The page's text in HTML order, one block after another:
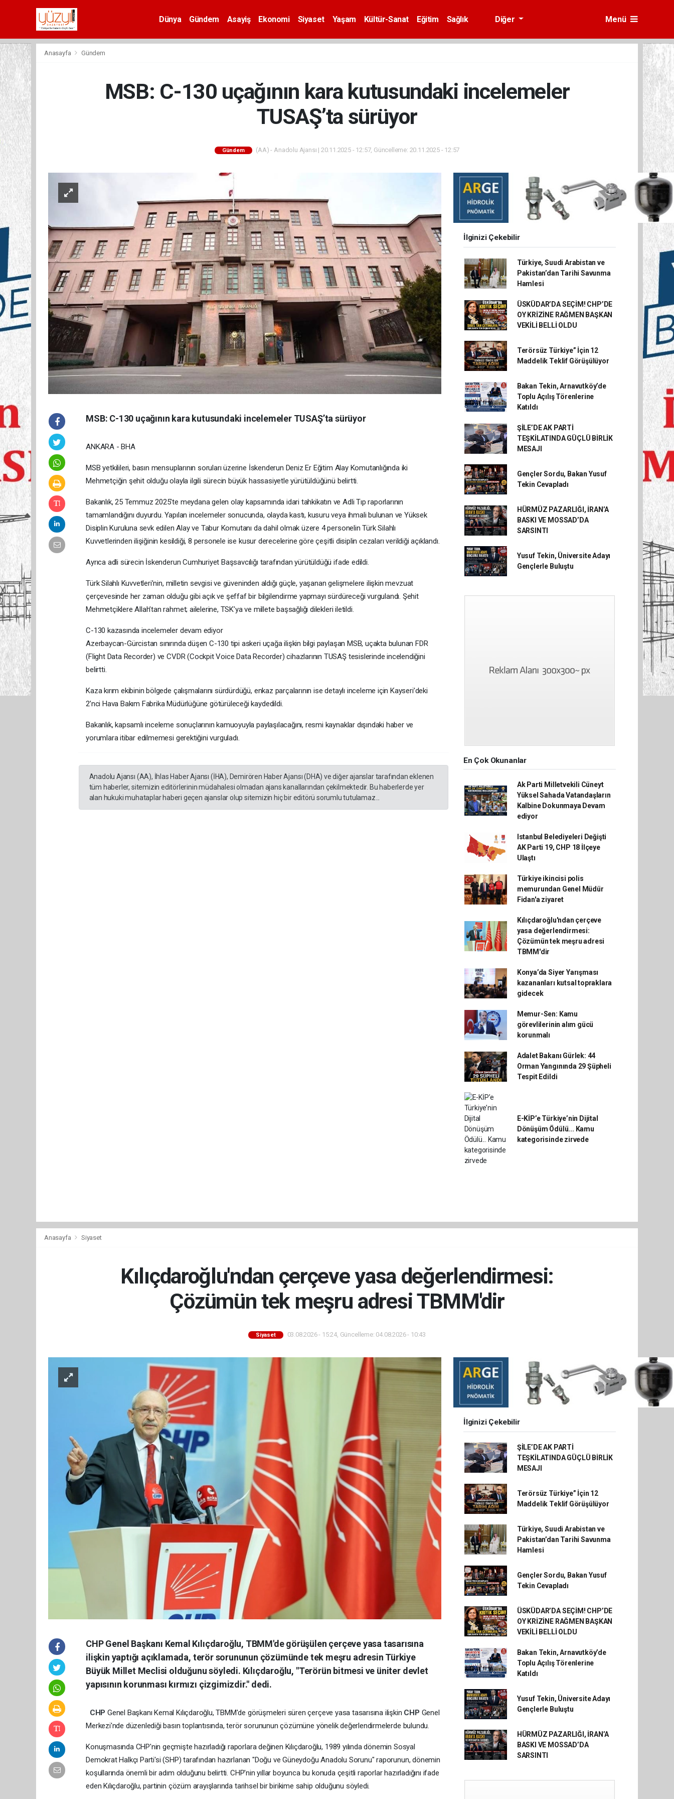
Dünya Gündem Asayiş Ekonomi Siyaset Yaşam Kültür-Sanat Eğitim
Sağlık
Diğer Menü
Anasayfa Gündem
MSB: C-130 uçağının kara kutusundaki incelemeler
TUSAŞ’ta sürüyor
Gündem (AA) - Anadolu Ajansı | 20.11.2025 - 12:57, Güncelleme: 20.11.2025 - 12:57
MSB: C-130 uçağının kara kutusundaki incelemeler TUSAŞ’ta sürüyor
ANKARA - BHA
MSB yetkilileri, basın mensuplarının soruları üzerine İskenderun Deniz Er Eğitim Alay Komutanlığında iki
Mehmetçiğin şehit olduğu olayla ilgili sürecin büyük hassasiyetle yürütüldüğünü belirtti.
Bakanlık, 25 Temmuz 2025’te meydana gelen olay kapsamında idari tahkikatın ve Adli Tıp raporlarının
tamamlandığını duyurdu. Yapılan incelemeler sonucunda, olayda kastı, kusuru veya ihmali bulunan ve Yüksek
Disiplin Kuruluna sevk edilen Alay ve Tabur Komutanı da dahil olmak üzere 4 personelin Türk Silahlı
Kuvvetlerinden ilişiğinin kesildiği, 8 personele ise kusur derecelerine göre çeşitli disiplin cezaları verildiği açıklandı.
Ayrıca adli sürecin İskenderun Cumhuriyet Başsavcılığı tarafından yürütüldüğü ifade edildi.
Türk Silahlı Kuvvetleri’nin, milletin sevgisi ve güveninden aldığı güçle, yaşanan gelişmelere ilişkin mevzuat
çerçevesinde her zaman olduğu gibi açık ve şeffaf bir bilgilendirme yapmayı sürdüreceği vurgulandı. Şehit
Mehmetçiklere Allah’tan rahmet; ailelerine, TSK’ya ve millete başsağlığı dilekleri iletildi.
C-130 kazasında incelemeler devam ediyor
Azerbaycan-Gürcistan sınırında düşen C-130 tipi askeri uçağa ilişkin bilgi paylaşan MSB, uçakta bulunan FDR
(Flight Data Recorder) ve CVDR (Cockpit Voice Data Recorder) cihazlarının TUSAŞ tesislerinde incelendiğini
belirtti.
Kaza kırım ekibinin bölgede çalışmalarını sürdürdüğü, enkaz parçalarının ise detaylı inceleme için Kayseri’deki
2’nci Hava Bakım Fabrika Müdürlüğüne götürüleceği kaydedildi.
Bakanlık, kapsamlı inceleme sonuçlarının kamuoyuyla paylaşılacağını, resmi kaynaklar dışındaki haber ve
yorumlara itibar edilmemesi gerektiğini vurguladı.
Anadolu Ajansı (AA), İhlas Haber Ajansı (İHA), Demirören Haber Ajansı (DHA) ve diğer ajanslar tarafından eklenen
tüm haberler, sitemizin editörlerinin müdahalesi olmadan ajans kanallarından çekilmektedir. Bu haberlerde yer
alan hukuki muhataplar haberi geçen ajanslar olup sitemizin hiç bir editörü sorumlu tutulamaz...
İlginizi Çekebilir
Türkiye, Suudi Arabistan ve
Pakistan’dan Tarihi Savunma
Hamlesi
ÜSKÜDAR’DA SEÇİM! CHP’DE
OY KRİZİNE RAĞMEN BAŞKAN
VEKİLİ BELLİ OLDU
Terörsüz Türkiye” İçin 12
Maddelik Teklif Görüşülüyor
Bakan Tekin, Arnavutköy’de
Toplu Açılış Törenlerine
Katıldı
ŞİLE’DE AK PARTİ
TEŞKİLATINDA GÜÇLÜ BİRLİK
MESAJI
Gençler Sordu, Bakan Yusuf
Tekin Cevapladı
HÜRMÜZ PAZARLIĞI, İRAN’A
BASKI VE MOSSAD’DA
SARSINTI
Yusuf Tekin, Üniversite Adayı
Gençlerle Buluştu
En Çok Okunanlar
Ak Parti Milletvekili Cüneyt
Yüksel Sahada Vatandaşların
Kalbine Dokunmaya Devam
ediyor
Istanbul Belediyeleri Değişti
AK Parti 19, CHP 18 İlçeye
Ulaştı
Türkiye ikincisi polis
memurundan Genel Müdür
Fidan'a ziyaret
Kılıçdaroğlu'ndan çerçeve
yasa değerlendirmesi:
Çözümün tek meşru adresi
TBMM'dir
Konya’da Siyer Yarışması
kazananları kutsal topraklara
gidecek
Memur-Sen: Kamu
görevlilerinin alım gücü
korunmalı
Adalet Bakanı Gürlek: 44
Orman Yangınında 29 Şüpheli
Tespit Edildi
E-KİP’e Türkiye’nin Dijital
Dönüşüm Ödülü... Kamu
kategorisinde zirvede
Anasayfa Siyaset
Kılıçdaroğlu'ndan çerçeve yasa değerlendirmesi:
Çözümün tek meşru adresi TBMM'dir
Siyaset 03.08.2026 - 15:24, Güncelleme: 04.08.2026 - 10:43
CHP Genel Başkanı Kemal Kılıçdaroğlu, TBMM'de görüşülen çerçeve yasa tasarısına
ilişkin yaptığı açıklamada, terör sorununun çözümünde tek meşru adresin Türkiye
Büyük Millet Meclisi olduğunu söyledi. Kılıçdaroğlu, "Terörün bitmesi ve üniter devlet
yapısının korunması kırmızı çizgimizdir." dedi.
CHP Genel Başkanı Kemal Kılıçdaroğlu,TBMM'de görüşmeleri sürençerçeve yasa tasarısına ilişkin CHP Genel
Merkezi'nde düzenlediği basıntoplantısında,terörsorunununçözümüne yönelikdeğerlendirmelerde bulundu.
Konuşmasında CHP'ningeçmişte hazırladığıraporlaradeğinen Kılıçdaroğlu, 1989 yılındadönemin Sosyal
Demokrat Halkçı Parti'si(SHP)tarafından hazırlanan "Doğu veGüneydoğuAnadolu Sorunu"raporunun,dönemin
koşullarında önemli biradım olduğunu belirtti. CHP'ninyıllar boyunca bu konuda çeşitliraporlar hazırladığını ifade
eden Kılıçdaroğlu,partinin çözüm arayışlarında tarihsel bir birikime sahip olduğunu söyledi.
İlginizi Çekebilir
ŞİLE’DE AK PARTİ
TEŞKİLATINDA GÜÇLÜ BİRLİK
MESAJI
Terörsüz Türkiye” İçin 12
Maddelik Teklif Görüşülüyor
Türkiye, Suudi Arabistan ve
Pakistan’dan Tarihi Savunma
Hamlesi
Gençler Sordu, Bakan Yusuf
Tekin Cevapladı
ÜSKÜDAR’DA SEÇİM! CHP’DE
OY KRİZİNE RAĞMEN BAŞKAN
VEKİLİ BELLİ OLDU
Bakan Tekin, Arnavutköy’de
Toplu Açılış Törenlerine
Katıldı
Yusuf Tekin, Üniversite Adayı
Gençlerle Buluştu
HÜRMÜZ PAZARLIĞI, İRAN’A
BASKI VE MOSSAD’DA
SARSINTI